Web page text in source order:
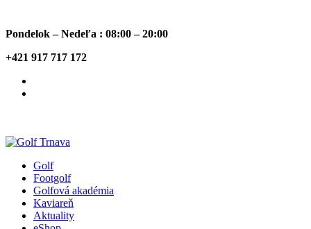
Pondelok – Nedeľa : 08:00 – 20:00
+421 917 717 172
Golf
Footgolf
Golfová akadémia
Kaviareň
Aktuality